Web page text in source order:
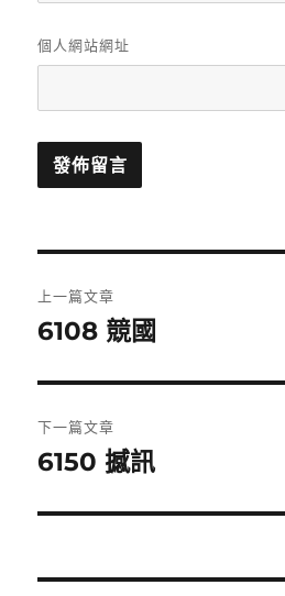
個人網站網址
章
覽
上一篇文章
上
篇
文
章:
6108 競國
下一篇文章
下
篇
章:
6150 撼訊